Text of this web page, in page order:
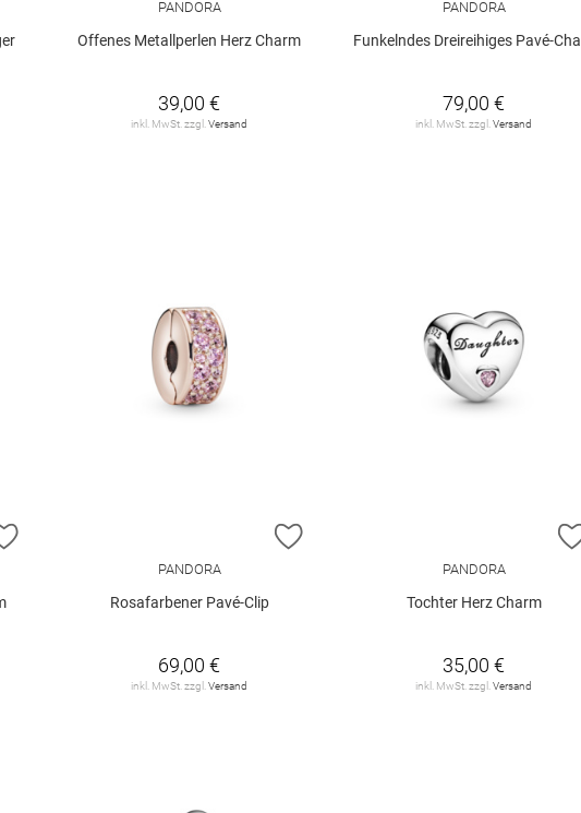
PANDORA
Offenes Metallperlen Herz Charm
39,00 €
inkl. MwSt. zzgl.Versand
PANDORA
Funkelndes Dreireihiges Pavé-Charm
79,00 €
inkl. MwSt. zzgl.Versand
ZUR WUNSCHLISTE HINZUFÜGEN ZUR WUNSCHLISTE HINZUFÜGEN
PANDORA
Rosafarbener Pavé-Clip
69,00 €
inkl. MwSt. zzgl.Versand
PANDORA
Tochter Herz Charm
35,00 €
inkl. MwSt. zzgl.Versand